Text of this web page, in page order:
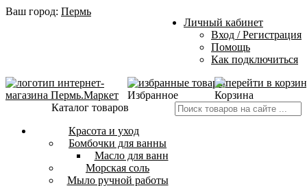
Ваш город: Пермь
Личный кабинет
Вход / Регистрация
Помощь
Как подключиться
Избранное
Корзина
Каталог товаров
Красота и уход
Бомбочки для ванны
Масло для ванн
Морская соль
Мыло ручной работы